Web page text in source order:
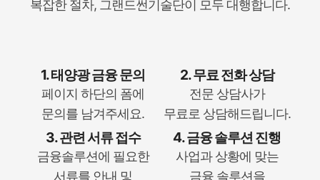
복잡한 절차, 그랜드썬기술단이 모두 대행합니다.
1. 태양광 금융 문의
페이지 하단의 폼에
문의를 남겨주세요.
2. 무료 전화 상담
전문 상담사가
무료로 상담해드립니다.
3. 관련 서류 접수
금융솔루션에 필요한
서류를 안내 및
4. 금융 솔루션 진행
사업과 상황에 맞는
금융 솔루션을